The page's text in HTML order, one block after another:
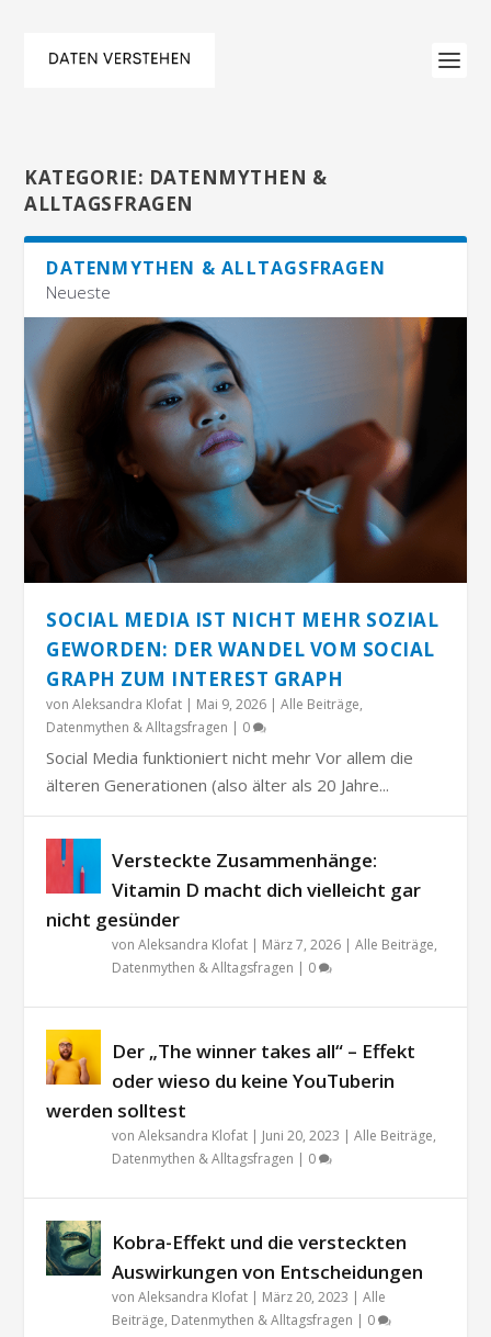
KATEGORIE: DATENMYTHEN &
ALLTAGSFRAGEN
DATENMYTHEN & ALLTAGSFRAGEN
Neueste
SOCIAL MEDIA IST NICHT MEHR SOZIAL
GEWORDEN: DER WANDEL VOM SOCIAL
GRAPH ZUM INTEREST GRAPH
vonAleksandra Klofat | Mai 9, 2026 |Alle Beiträge,
Datenmythen & Alltagsfragen | 0
Social Media funktioniert nicht mehr Vor allem die
älteren Generationen (also älter als 20 Jahre...
Versteckte Zusammenhänge:
Vitamin D macht dich vielleicht gar
nicht gesünder
vonAleksandra Klofat | März 7, 2026 |Alle Beiträge,
Datenmythen & Alltagsfragen | 0
Der „The winner takes all“ – Effekt
oder wieso du keine YouTuberin
werden solltest
vonAleksandra Klofat | Juni 20, 2023 |Alle Beiträge,
Datenmythen & Alltagsfragen | 0
Kobra-Effekt und die versteckten
Auswirkungen von Entscheidungen
vonAleksandra Klofat | März 20, 2023 |Alle
Beiträge, Datenmythen & Alltagsfragen | 0